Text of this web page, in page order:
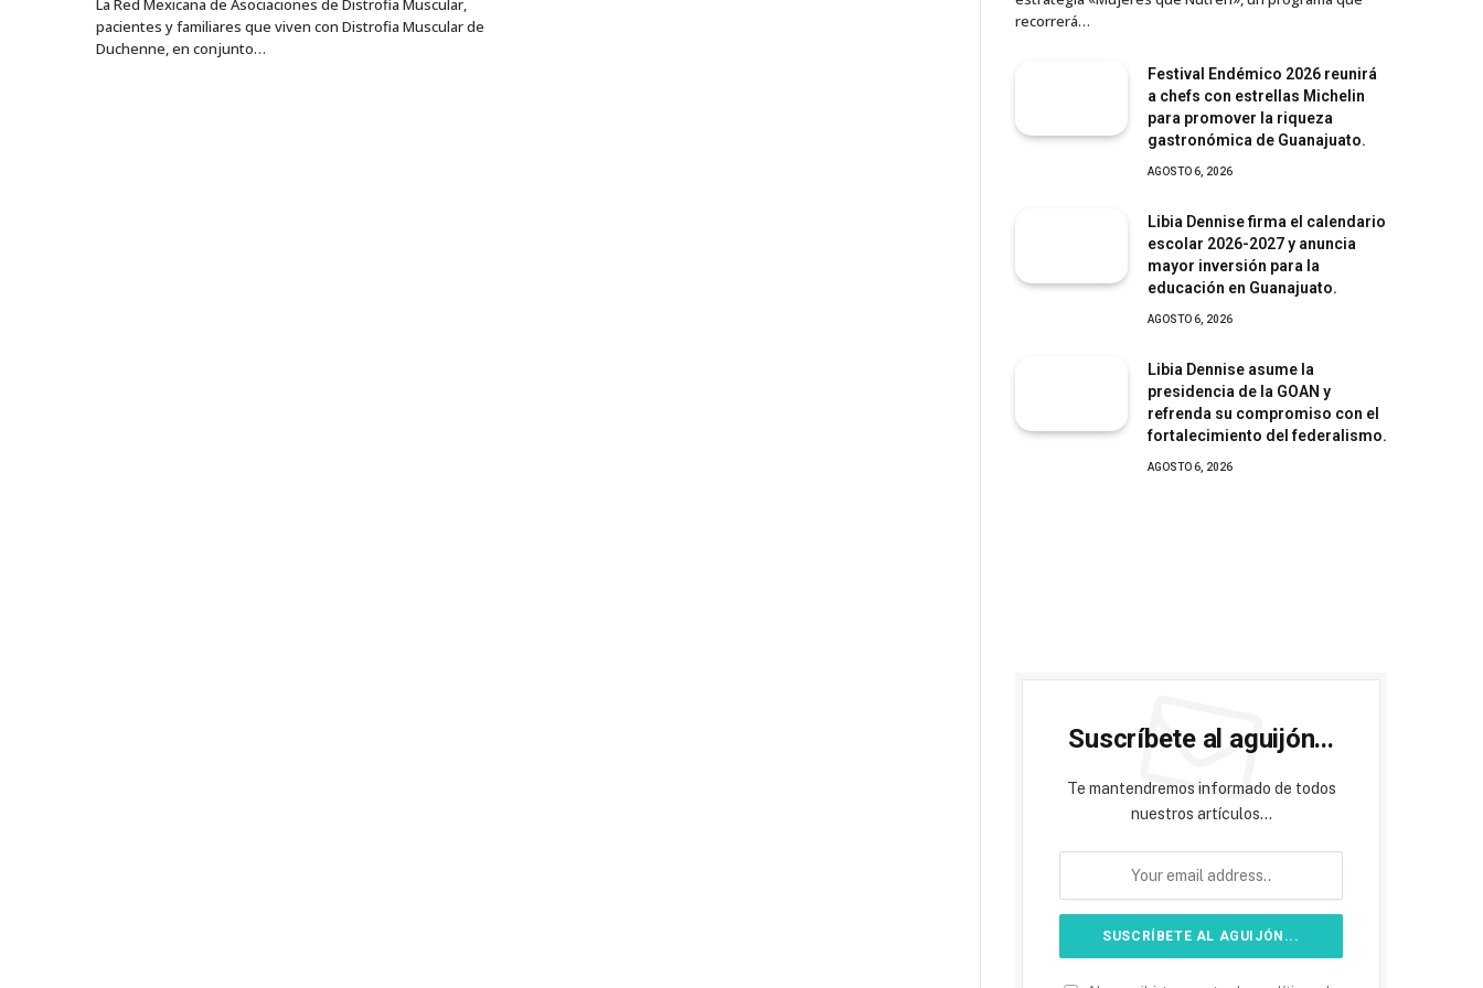
La Red Mexicana de Asociaciones de Distrofia Muscular,
pacientes y familiares que viven con Distrofia Muscular de
Duchenne, en conjunto…
recorrerá…
Festival Endémico 2026 reunirá
a chefs con estrellas Michelin
para promover la riqueza
gastronómica de Guanajuato.
AGOSTO 6, 2026
Libia Dennise firma el calendario
escolar 2026-2027 y anuncia
mayor inversión para la
educación en Guanajuato.
AGOSTO 6, 2026
Libia Dennise asume la
presidencia de la GOAN y
refrenda su compromiso con el
fortalecimiento del federalismo.
AGOSTO 6, 2026
Suscríbete al aguijón...
Te mantendremos informado de todos
nuestros artículos...